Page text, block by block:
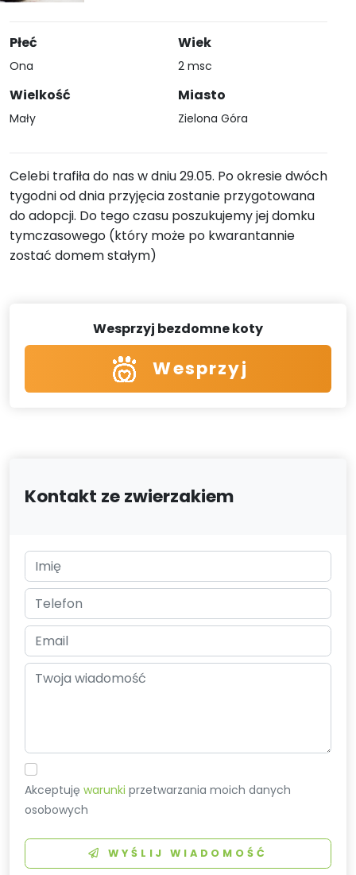
Płeć
Ona
Wielkość
Mały
Wiek
2 msc
Miasto
Zielona Góra
Celebi trafiła do nas w dniu 29.05. Po okresie dwóch
tygodni od dnia przyjęcia zostanie przygotowana
do adopcji. Do tego czasu poszukujemy jej domku
tymczasowego (który może po kwarantannie
zostać domem stałym)
Wesprzyj bezdomne koty
Wesprzyj
Kontakt ze zwierzakiem
Akceptujęwarunki przetwarzania moich danych
osobowych
WYŚLIJ WIADOMOŚĆ